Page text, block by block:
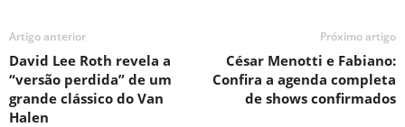
Artigo anterior
David Lee Roth revela a
“versão perdida” de um
grande clássico do Van
Halen
Próximo artigo
César Menotti e Fabiano:
Confira a agenda completa
de shows confirmados